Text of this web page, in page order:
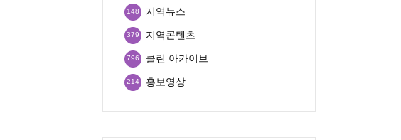
지역뉴스
148
지역콘텐츠
379
클린 아카이브
796
홍보영상
214